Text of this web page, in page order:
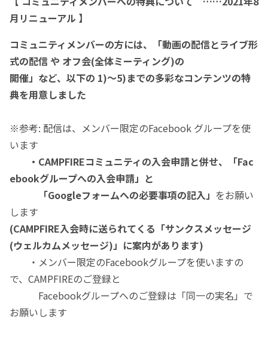
月リニューアル 】
コミュニティメンバーの方には、「動画の配信とライブ形
式の配信 や オフ会(全体ミーティング)の
開催」など、以下の 1)～5)までの多彩なコンテンツの特
典を用意しました
※参考: 配信は、メンバー限定のFacebook グループを使
います
・CAMPFIREコミュニティの入会申請と併せ、「Fac
ebookグループへの入会申請」と
「Googleフォームへの必要事項の記入」 をお願い
します
(CAMPFIRE入会時に送られてくる「サンクスメッセージ
(ウェルカムメッセージ)」に案内があります)
・メンバー限定のFacebookグループを使いますの
で、CAMPFIREのご登録と
Facebookグループへのご登録は「同一の実名」で
お願いします